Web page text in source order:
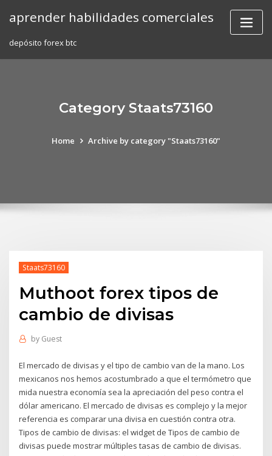
aprender habilidades comerciales
depósito forex btc
Category Staats73160
Home Archive by category "Staats73160"
Staats73160
Muthoot forex tipos de
cambio de divisas
by Guest
El mercado de divisas y el tipo de cambio van de la mano. Los
mexicanos nos hemos acostumbrado a que el termómetro que
mida nuestra economía sea la apreciación del peso contra el
dólar americano. El mercado de divisas es complejo y la mejor
referencia es comparar una divisa en cuestión contra otra.
Tipos de cambio de divisas: el widget de Tipos de cambio de
divisas puede mostrar múltiples tasas de cambio de divisas.